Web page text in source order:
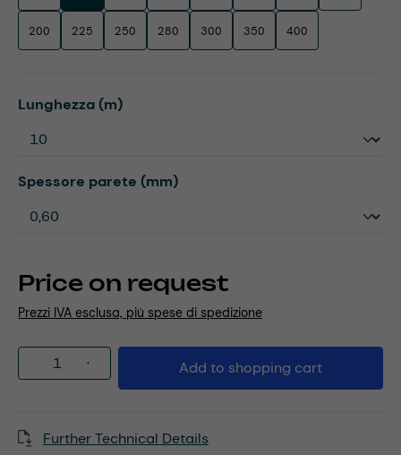
Price on request
Prezzi IVA esclusa, più spese di spedizione
200 225 250 280 300 350 400
Select
Lunghezza (m)
Select
Spessore parete (mm)
Product Quantity: Enter the desired
Add to shopping cart
Further Technical Details